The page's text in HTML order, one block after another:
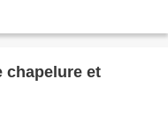
chapelure et